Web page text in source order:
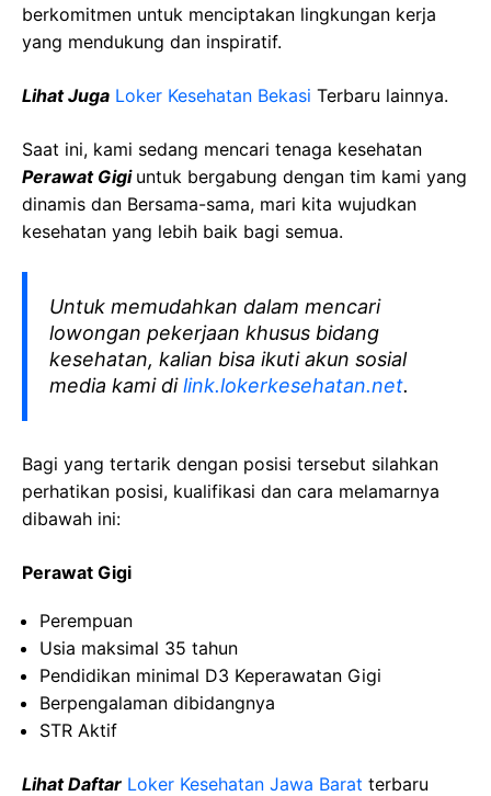
berkomitmen untuk menciptakan lingkungan kerja
yang mendukung dan inspiratif.
Lihat Juga Loker Kesehatan Bekasi Terbaru lainnya.
Saat ini, kami sedang mencari tenaga kesehatan
Perawat Gigi untuk bergabung dengan tim kami yang
dinamis dan Bersama-sama, mari kita wujudkan
kesehatan yang lebih baik bagi semua.
Untuk memudahkan dalam mencari
lowongan pekerjaan khusus bidang
kesehatan, kalian bisa ikuti akun sosial
media kami dilink.lokerkesehatan.net.
Bagi yang tertarik dengan posisi tersebut silahkan
perhatikan posisi, kualifikasi dan cara melamarnya
dibawah ini:
Perawat Gigi
Perempuan
Usia maksimal 35 tahun
Pendidikan minimal D3 Keperawatan Gigi
Berpengalaman dibidangnya
STR Aktif
Lihat Daftar Loker Kesehatan Jawa Barat terbaru